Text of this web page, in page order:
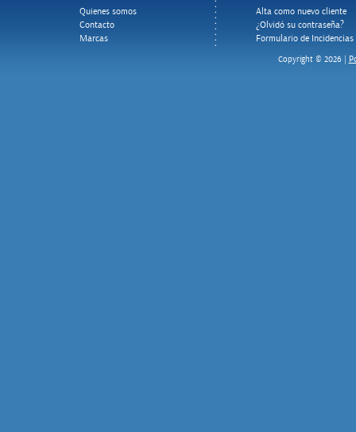
Quienes somos
Contacto
Marcas
Alta como nuevo cliente
¿Olvidó su contraseña?
Formulario de Incidencias
Copyright © 2026 |